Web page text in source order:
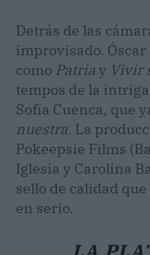
Detrás de las
improvisado.
como Patriay Vivir
tempos de la
Sofía Cuenca, que
nuestra. La
Pokeepsie Films
Iglesia y Carolina
sello de calidad
en serio.